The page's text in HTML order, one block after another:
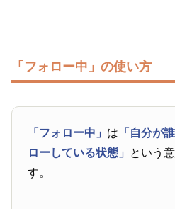
「フォロー中」の使い方
「フォロー中」 は 「自分が
ローしている状態」 という
す。